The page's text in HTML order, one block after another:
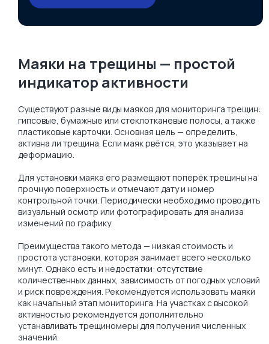
Маяки на трещины — простой
индикатор активности
Существуют разные виды маяков для мониторинга трещин:
гипсовые, бумажные или стеклотканевые полосы, а также
пластиковые карточки. Основная цель — определить,
активна ли трещина. Если маяк рвётся, это указывает на
деформацию.
Для установки маяка его размещают поперёк трещины на
прочную поверхность и отмечают дату и номер
контрольной точки. Периодически необходимо проводить
визуальный осмотр или фотографировать для анализа
изменений по графику.
Преимущества такого метода — низкая стоимость и
простота установки, которая занимает всего несколько
минут. Однако есть и недостатки: отсутствие
количественных данных, зависимость от погодных условий
и риск повреждения. Рекомендуется использовать маяки
как начальный этап мониторинга. На участках с высокой
активностью рекомендуется дополнительно
устанавливать трещиномеры для получения численных
значений.